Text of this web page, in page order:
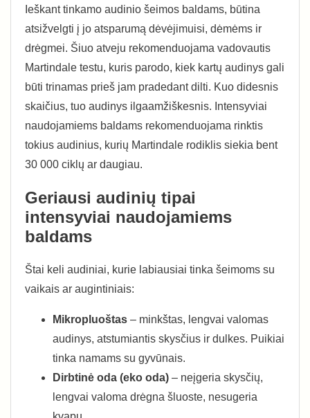
Ieškant tinkamo audinio šeimos baldams, būtina
atsižvelgti į jo atsparumą dėvėjimuisi, dėmėms ir
drėgmei. Šiuo atveju rekomenduojama vadovautis
Martindale testu, kuris parodo, kiek kartų audinys gali
būti trinamas prieš jam pradedant dilti. Kuo didesnis
skaičius, tuo audinys ilgaamžiškesnis. Intensyviai
naudojamiems baldams rekomenduojama rinktis
tokius audinius, kurių Martindale rodiklis siekia bent
30 000 ciklų ar daugiau.
Geriausi audinių tipai
intensyviai naudojamiems
baldams
Štai keli audiniai, kurie labiausiai tinka šeimoms su
vaikais ar augintiniais:
Mikropluoštas – minkštas, lengvai valomas
audinys, atstumiantis skysčius ir dulkes. Puikiai
tinka namams su gyvūnais.
Dirbtinė oda (eko oda) – neįgeria skysčių,
lengvai valoma drėgna šluoste, nesugeria